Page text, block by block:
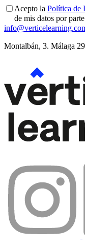
Acepto la Política de
de mis datos por
Montalbán, 3. Málaga